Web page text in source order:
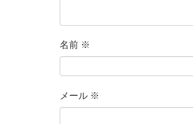
名前 ※
メール ※